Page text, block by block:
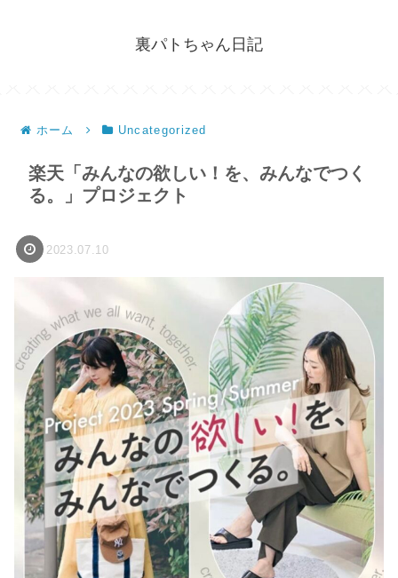
裏パトちゃん日記
ホーム Uncategorized
楽天「みんなの欲しい！を、みんなでつく
る。」プロジェクト
2023.07.10